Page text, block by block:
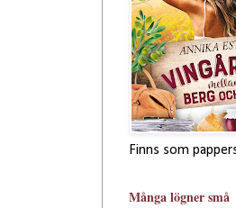
Finns som
Många lögner små